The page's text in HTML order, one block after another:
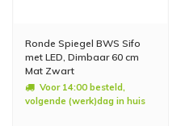
Ronde Spiegel BWS Sifo
met LED, Dimbaar 60 cm
Mat Zwart
Voor 14:00 besteld,
volgende (werk)dag in huis